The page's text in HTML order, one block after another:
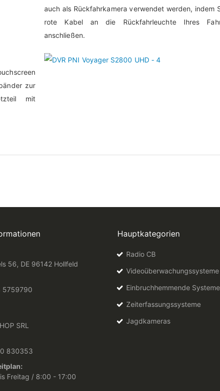
auch als Rückfahrkamera verwendet werden, indem
rote Kabel an die Rückfahrleuchte Ihres
anschließen.
zur
mit
56, DE 96142 Hollfeld
5759790
SRL
830353
Freitag / 8:00 - 17:00
Hauptkategorien
Radio CB
Videoüberwachungssysteme
Einbruchhemmende Systeme
Zeiterfassungssysteme
Jagdkameras